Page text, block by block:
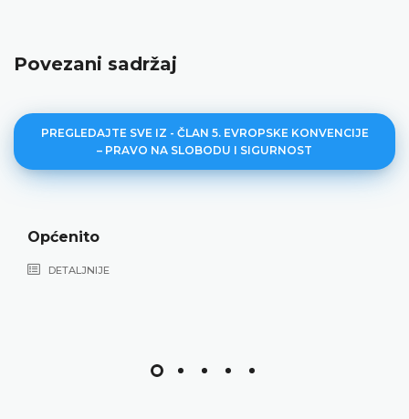
Povezani sadržaj
PREGLEDAJTE SVE IZ - ČLAN 5. EVROPSKE KONVENCIJE
– PRAVO NA SLOBODU I SIGURNOST